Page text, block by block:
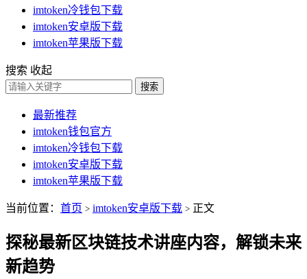
imtoken冷钱包下载
imtoken安卓版下载
imtoken苹果版下载
搜索 收起
搜索
最新推荐
imtoken钱包官方
imtoken冷钱包下载
imtoken安卓版下载
imtoken苹果版下载
当前位置： 首页 > imtoken安卓版下载 > 正文
探秘最新区块链技术讲座内容，解锁未来
新趋势